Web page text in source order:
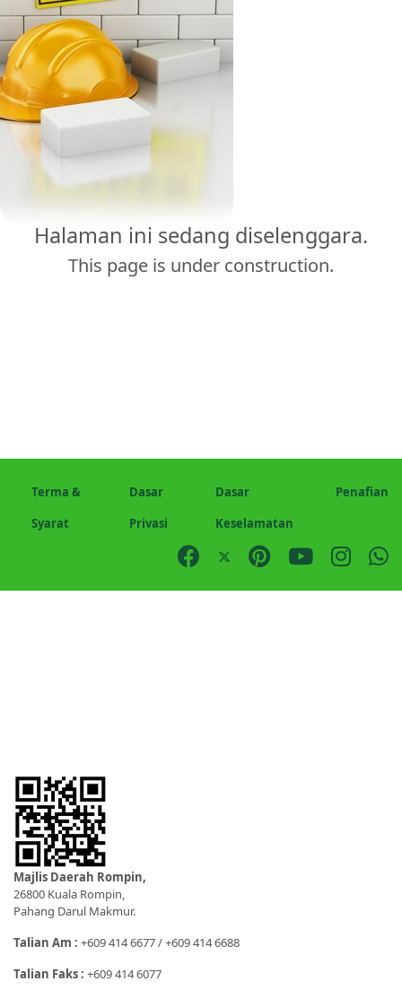
Halaman ini sedang diselenggara.
This page is under construction.
Terma &
Syarat
Dasar
Privasi
Dasar
Keselamatan
Penafian
Majlis Daerah Rompin,
26800 Kuala Rompin,
Pahang Darul Makmur.
Talian Am : +609 414 6677 / +609 414 6688
Talian Faks : +609 414 6077